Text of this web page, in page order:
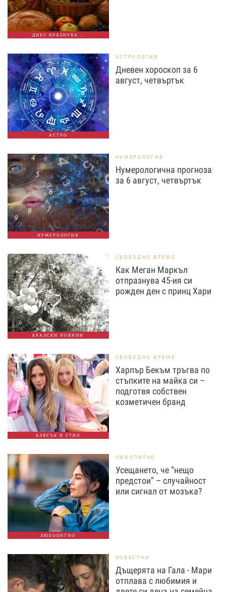
ДНЕС ПРАЗНУВА...
АСТРО
АСТРОЛОГИЯ
Дневен хороскоп за 6
август, четвъртък
НУМЕРОЛОГИЯ
НУМЕРОЛОГИЯ
Нумерологична прогноза
за 6 август, четвъртък
КРАЛСКИ НОВИНИ
СВОБОДНО ВРЕМЕ
Как Меган Маркъл
отпразнува 45-ия си
рожден ден с принц Хари
БЛЯСЪК И СТИЛ
СВОБОДНО ВРЕМЕ
Харпър Бекъм тръгва по
стъпките на майка си –
подготвя собствен
козметичен бранд
ЛЮБОПИТНО
ЛЮБОПИТНО
Усещането, че “нещо
предстои” – случайност
или сигнал от мозъка?
ИЗВЕСТНИ
Дъщерята на Гала - Мари
отплава с любимия и